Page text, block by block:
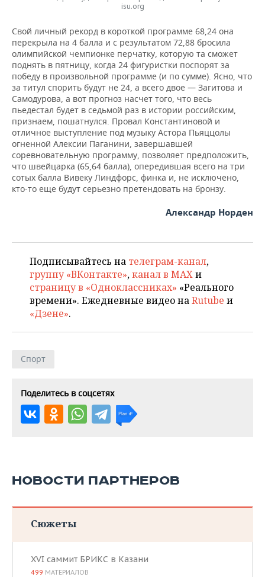
isu.org
Свой личный рекорд в короткой программе 68,24 она
перекрыла на 4 балла и с результатом 72,88 бросила
олимпийской чемпионке перчатку, которую та сможет
поднять в пятницу, когда 24 фигуристки поспорят за
победу в произвольной программе (и по сумме). Ясно, что
за титул спорить будут не 24, а всего двое — Загитова и
Самодурова, а вот прогноз насчет того, что весь
пьедестал будет в седьмой раз в истории российским,
признаем, пошатнулся. Провал Константиновой и
отличное выступление под музыку Астора Пьяццолы
огненной Алексии Паганини, завершавшей
соревновательную программу, позволяет предположить,
что швейцарка (65,64 балла), опередившая всего на три
сотых балла Вивеку Линдфорс, финка и, не исключено,
кто-то еще будут серьезно претендовать на бронзу.
Александр Норден
Подписывайтесь на телеграм-канал,
группу «ВКонтакте»,канал в MAXи
страницу в «Одноклассниках» «Реального
времени». Ежедневные видео наRutube и
«Дзене».
Спорт
Поделитесь в соцсетях
НОВОСТИ ПАРТНЕРОВ
Сюжеты
XVI саммит БРИКС в Казани
499 МАТЕРИАЛОВ